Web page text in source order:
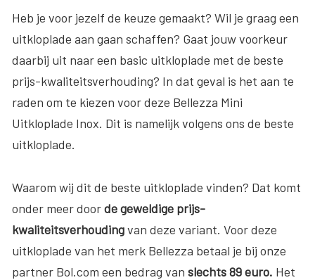
Heb je voor jezelf de keuze gemaakt? Wil je graag een
uitkloplade aan gaan schaffen? Gaat jouw voorkeur
daarbij uit naar een basic uitkloplade met de beste
prijs-kwaliteitsverhouding? In dat geval is het aan te
raden om te kiezen voor deze Bellezza Mini
Uitkloplade Inox. Dit is namelijk volgens ons de beste
uitkloplade.
Waarom wij dit de beste uitkloplade vinden? Dat komt
onder meer doorde geweldige prijs-
kwaliteitsverhoudingvan deze variant. Voor deze
uitkloplade van het merk Bellezza betaal je bij onze
partner Bol.com een bedrag van slechts 89 euro. Het